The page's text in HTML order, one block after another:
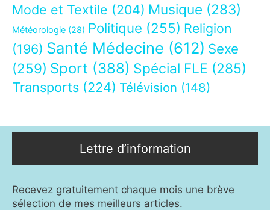
Mode et Textile (204) Musique (283)
Météorologie (28) Politique (255) Religion
(196) Santé Médecine (612) Sexe
(259) Sport (388) Spécial FLE (285)
Transports (224) Télévision (148)
Lettre d’information
Recevez gratuitement chaque mois une brève
sélection de mes meilleurs articles.